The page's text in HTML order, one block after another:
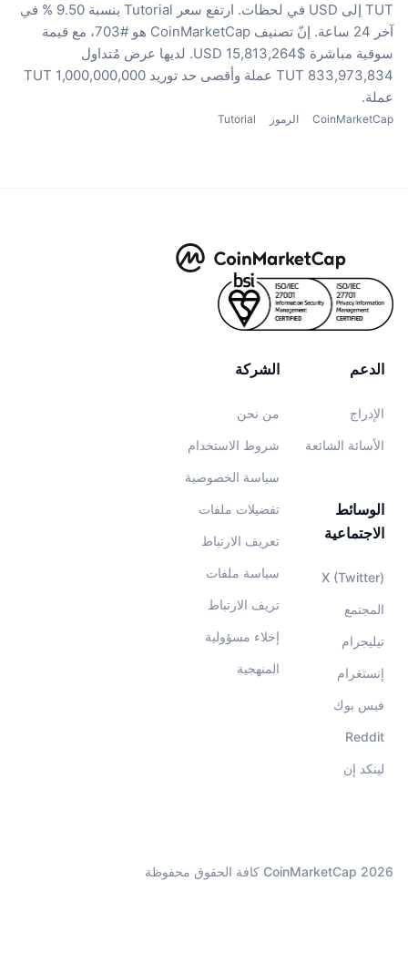
TUT إلى USD في لحظات.
ارتفع سعر Tutorial بنسبة 9.50 % في
آخر 24 ساعة.
إنّ تصنيف CoinMarketCap هو #703، مع قيمة
سوقية مباشرة $15,813,264 USD.
لديها عرض مُتداول
833,973,834 TUT عملة
وأقصى حد توريد 1,000,000,000 TUT
عملة.
CoinMarketCap الرموز Tutorial
الشركة
من نحن
شروط الاستخدام
سياسة الخصوصية
تفضيلات ملفات
تعريف الارتباط
سياسة ملفات
تريف الارتباط
إخلاء مسؤولية
المنهجية
الدعم
الإدراج
الأسائة الشائعة
الوسائط
الاجتماعية
X (Twitter)
المجتمع
تيليجرام
إنستغرام
فيس بوك
Reddit
لينكد إن
CoinMarketCap 2026 كافة الحقوق محفوظة